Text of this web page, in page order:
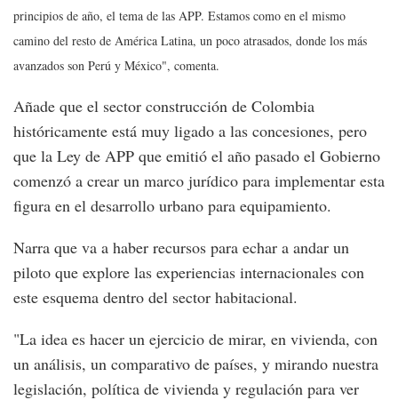
principios de año, el tema de las APP. Estamos como en el mismo
camino del resto de América Latina, un poco atrasados, donde los más
avanzados son Perú y México", comenta.
Añade que el sector construcción de Colombia
históricamente está muy ligado a las concesiones, pero
que la Ley de APP que emitió el año pasado el Gobierno
comenzó a crear un marco jurídico para implementar esta
figura en el desarrollo urbano para equipamiento.
Narra que va a haber recursos para echar a andar un
piloto que explore las experiencias internacionales con
este esquema dentro del sector habitacional.
"La idea es hacer un ejercicio de mirar, en vivienda, con
un análisis, un comparativo de países, y mirando nuestra
legislación, política de vivienda y regulación para ver